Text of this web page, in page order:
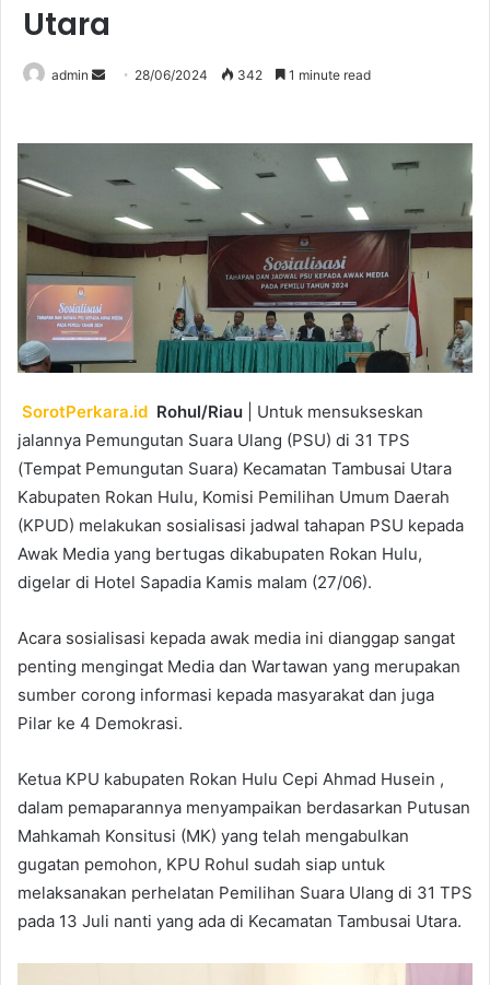
Utara
admin
Send 28/06/2024 342 1 minute read
SorotPerkara.id Rohul/Riau
| Untuk mensukseskan
jalannya Pemungutan Suara Ulang (PSU) di 31 TPS
(Tempat Pemungutan Suara) Kecamatan Tambusai Utara
Kabupaten Rokan Hulu, Komisi Pemilihan Umum Daerah
(KPUD) melakukan sosialisasi jadwal tahapan PSU kepada
Awak Media yang bertugas dikabupaten Rokan Hulu,
digelar di Hotel Sapadia Kamis malam (27/06).
Acara sosialisasi kepada awak media ini dianggap sangat
penting mengingat Media dan Wartawan yang merupakan
sumber corong informasi kepada masyarakat dan juga
Pilar ke 4 Demokrasi.
Ketua KPU kabupaten Rokan Hulu Cepi Ahmad Husein ,
dalam pemaparannya menyampaikan berdasarkan Putusan
Mahkamah Konsitusi (MK) yang telah mengabulkan
gugatan pemohon, KPU Rohul sudah siap untuk
melaksanakan perhelatan Pemilihan Suara Ulang di 31 TPS
pada 13 Juli nanti yang ada di Kecamatan Tambusai Utara.